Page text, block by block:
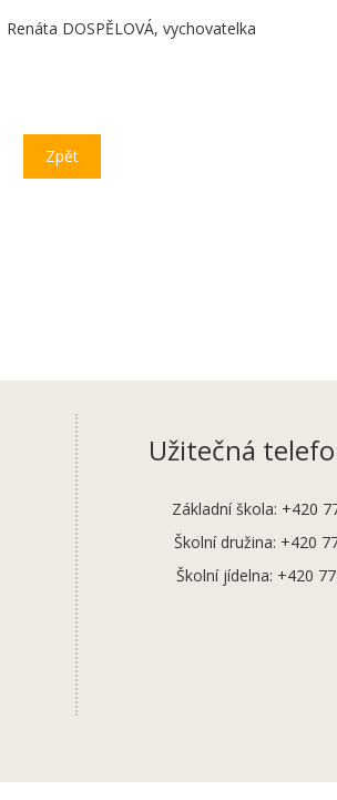
Renáta DOSPĚLOVÁ, vychovatelka
Zpět
Užitečná
Základní škola: +420
Školní družina: +420
Školní jídelna: +420